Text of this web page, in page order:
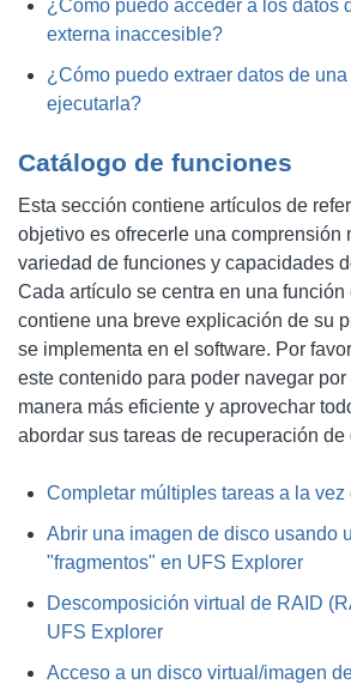
¿Cómo puedo acceder a los datos
externa inaccesible?
¿Cómo puedo extraer datos de
ejecutarla?
Catálogo de funciones
Esta sección contiene artículos de
objetivo es ofrecerle una comprensión
variedad de funciones y capacidades
Cada artículo se centra en una función
contiene una breve explicación de su
se implementa en el software. Por
este contenido para poder navegar
manera más eficiente y aprovechar
abordar sus tareas de recuperación de
Completar múltiples tareas a la
Abrir una imagen de disco usando
"fragmentos" en UFS Explorer
Descomposición virtual de RAID
UFS Explorer
Acceso a un disco virtual/imagen